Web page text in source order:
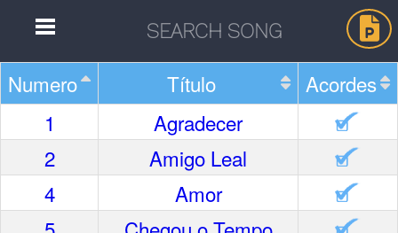
Autores
Numero Título
Acordes
1
Agradecer
2
Amigo Leal
4
Amor